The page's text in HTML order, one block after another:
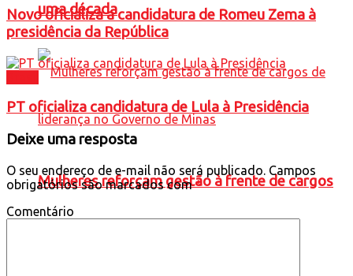
uma década
Mulheres reforçam gestão à frente de cargos
Novo oficializa a candidatura de Romeu Zema à
presidência da República
PT oficializa candidatura de Lula à Presidência
Deixe uma resposta
O seu endereço de e-mail não será publicado. Campos
obrigatórios são marcados com*
Comentário